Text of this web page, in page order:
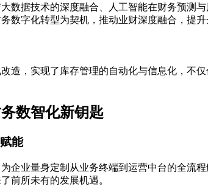
数据技术的深度融合、人工智能在财务预测
数字化转型为契机，推动业财深度融合，提升
造，实现了库存管理的自动化与信息化，不
数智化新钥匙
能
企业量身定制从业务终端到运营中台的全流
前所未有的发展机遇。